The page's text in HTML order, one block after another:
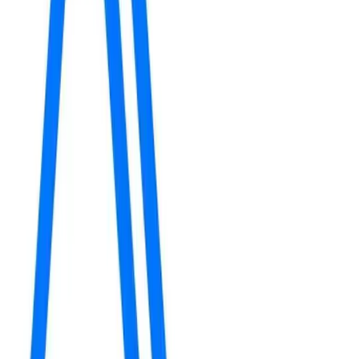
ee197eefba90-1-1-1
В избранное Поделиться
В корзину
В наличии
Много на складе
Доставка
Выберите город
Спросить ИИ
Задать вопрос онлайн
Категории: Лакокрасочные материалы
сухие клеющие составы